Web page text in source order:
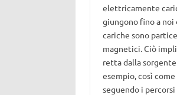
elettricamente
giungono fino a noi
cariche sono
magnetici. Ciò
retta dalla
esempio, così
seguendo i